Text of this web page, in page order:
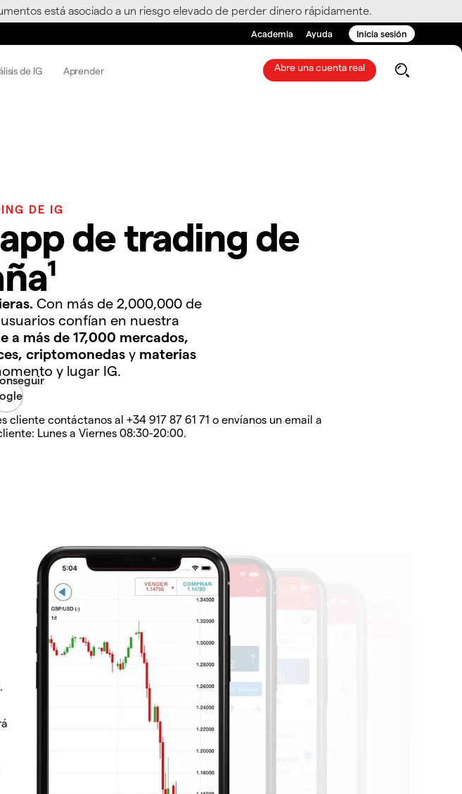
está asociado a un riesgo elevado de perder dinero rápidamente.
Academia Ayuda Inicia sesión
de IG Aprender Abre una cuenta real
DE IG
de trading de
Con más de 2,000,000 de
confían en nuestra
a más de 17,000 mercados,
criptomonedas y materias
y lugar IG.
cliente contáctanos al +34 917 87 61 71 o envíanos un email a
Lunes a Viernes 08:30-20:00.